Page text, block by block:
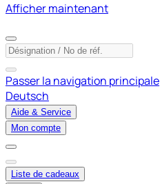
Afficher maintenant
Passer la navigation principale
Deutsch
Aide & Service
Mon compte
Liste de cadeaux